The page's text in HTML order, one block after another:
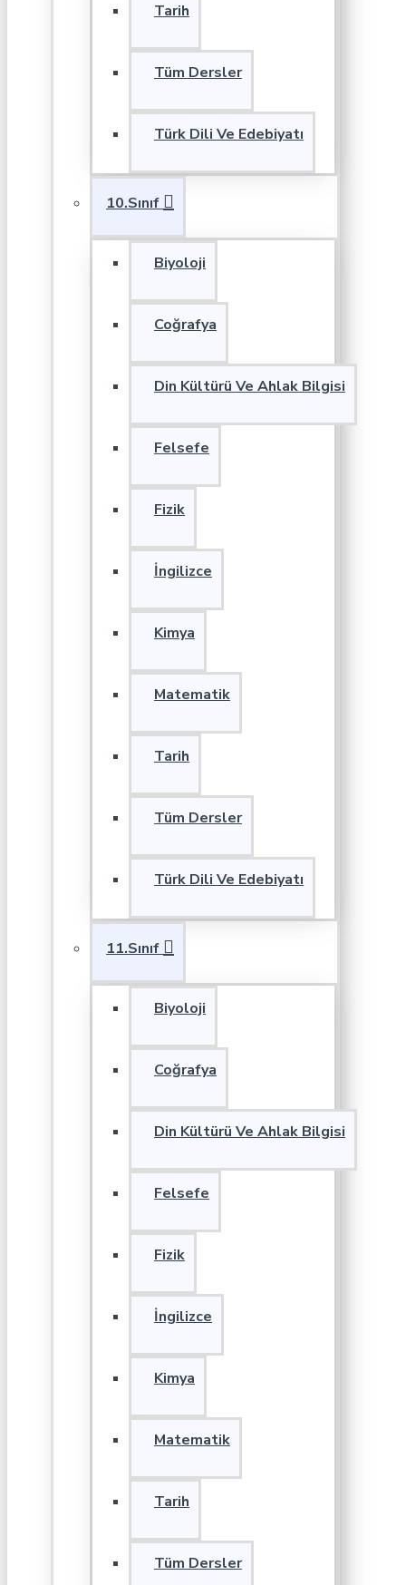
Tarih
Tüm Dersler
Türk Dili Ve Edebiyatı
10.Sınıf
Biyoloji
Coğrafya
Din Kültürü Ve Ahlak Bilgisi
Felsefe
Fizik
İngilizce
Kimya
Matematik
Tarih
Tüm Dersler
Türk Dili Ve Edebiyatı
11.Sınıf
Biyoloji
Coğrafya
Din Kültürü Ve Ahlak Bilgisi
Felsefe
Fizik
İngilizce
Kimya
Matematik
Tarih
Tüm Dersler